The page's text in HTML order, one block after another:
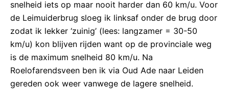
snelheid iets op maar nooit harder dan 60 km/u. Voor
de Leimuiderbrug sloeg ik linksaf onder de brug door
zodat ik lekker ‘zuinig’ (lees: langzamer = 30-50
km/u) kon blijven rijden want op de provinciale weg
is de maximum snelheid 80 km/u. Na
Roelofarendsveen ben ik via Oud Ade naar Leiden
gereden ook weer vanwege de lagere snelheid.